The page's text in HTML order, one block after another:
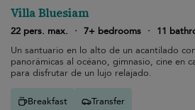
Villa Bluesiam
22 pers. max.
· 7+ bedrooms ·
11
Un santuario en lo alto de un acantilado
panorámicas al océano, gimnasio, cine en
para disfrutar de un lujo relajado.
Breakfast Transfer